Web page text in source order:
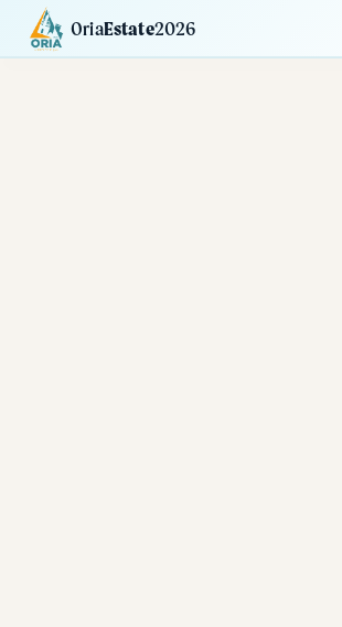
OriaEstate2026
Calendario Mostre Siti da Visitare